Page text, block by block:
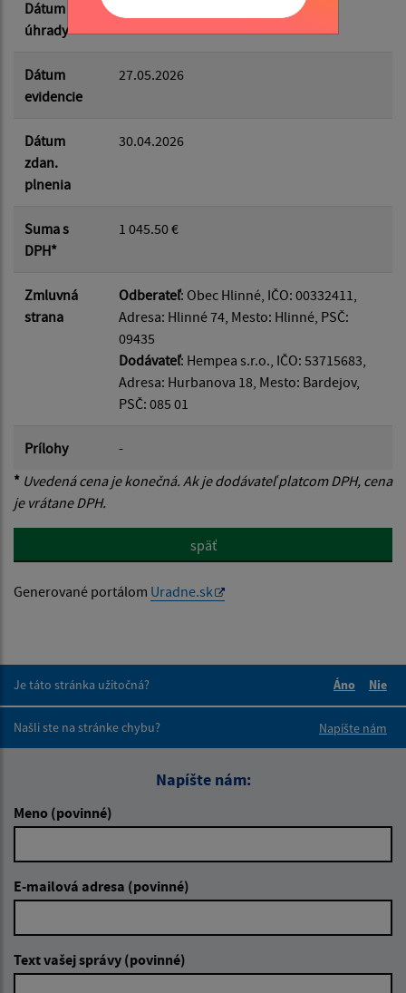
Dátum
úhrady
Dátum
evidencie
27.05.2026
Dátum
zdan.
plnenia
30.04.2026
Suma s
DPH*
1 045.50 €
Zmluvná
strana
Odberateľ: Obec Hlinné, IČO: 00332411,
Adresa: Hlinné 74, Mesto: Hlinné, PSČ:
09435
Dodávateľ: Hempea s.r.o., IČO: 53715683,
Adresa: Hurbanova 18, Mesto: Bardejov,
PSČ: 085 01
Prílohy
-
* Uvedená cena je konečná. Ak je dodávateľ platcom DPH, cena
je vrátane DPH.
späť
Generované portálom Uradne.sk
Je táto stránka užitočná?
Áno
Nie
Našli ste na stránke chybu?
Napíšte nám
Napíšte nám:
Meno (povinné)
E-mailová adresa (povinné)
Text vašej správy (povinné)